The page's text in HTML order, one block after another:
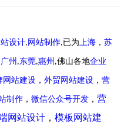
设计, 网站制作,已为上海 ， 苏
广州 ,东莞,惠州 ,佛山各地企业
网站建设 ， 外贸网站建设 ， 营
制作 ， 微信公众号开发 ， 营
网站设计 ， 模板网站建